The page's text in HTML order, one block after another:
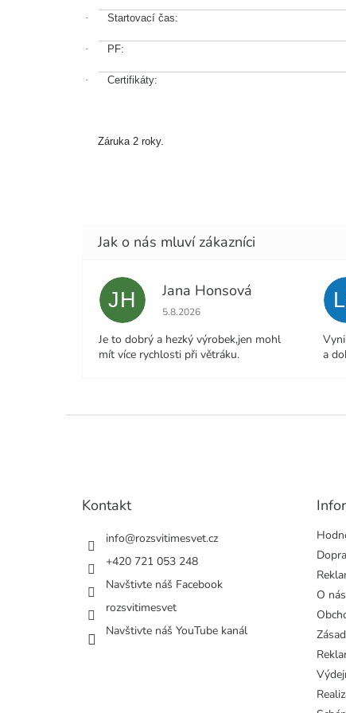
· Startovací čas:
· PF:
· Certifikáty:
Záruka 2 roky.
JH Jana Honsová
Hodnocení obchodu je 5 z 5
5.8.2026
Je to dobrý a hezký výrobek,jen mohl
mít více rychlosti při větráku.
a
Kontakt
info@rozsvitimesvet.cz
+420 721 053 248
Navštivte náš Facebook
rozsvitimesvet
Navštivte náš YouTube kanál
O nás